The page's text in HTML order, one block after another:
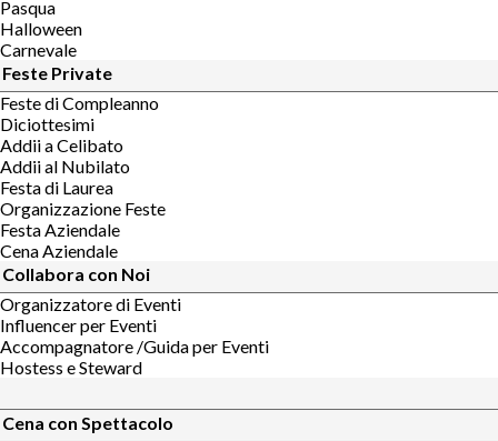
Pasqua
Halloween
Carnevale
Feste Private
Feste di Compleanno
Diciottesimi
Addii a Celibato
Addii al Nubilato
Festa di Laurea
Organizzazione Feste
Festa Aziendale
Cena Aziendale
Collabora con Noi
Organizzatore di Eventi
Influencer per Eventi
Accompagnatore /Guida per Eventi
Hostess e Steward
Cena con Spettacolo